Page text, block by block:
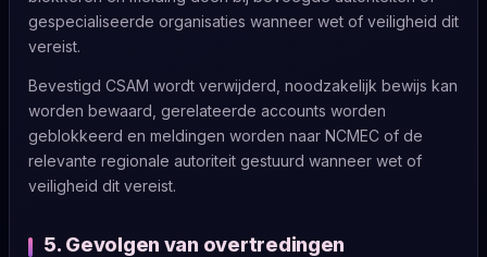
gespecialiseerde organisaties wanneer wet of veiligheid dit
vereist.
Bevestigd CSAM wordt verwijderd, noodzakelijk bewijs kan
worden bewaard, gerelateerde accounts worden
geblokkeerd en meldingen worden naar NCMEC of de
relevante regionale autoriteit gestuurd wanneer wet of
veiligheid dit vereist.
5. Gevolgen van overtredingen